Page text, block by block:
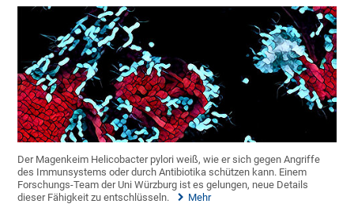
Der Magenkeim Helicobacter pylori weiß, wie er sich gegen Angriffe
des Immunsystems oder durch Antibiotika schützen kann. Einem
Forschungs-Team der Uni Würzburg ist es gelungen, neue Details
dieser Fähigkeit zu entschlüsseln.
Mehr